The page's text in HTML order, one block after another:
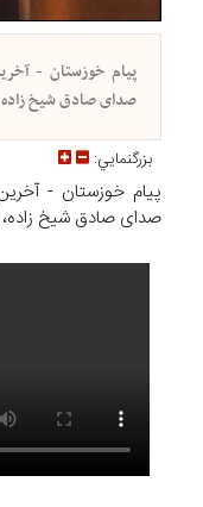
پیام خوزستان -
صدای صادق شیخ
بزرگنمايي:
پیام خوزستان -
صدای صادق شیخ زاده،